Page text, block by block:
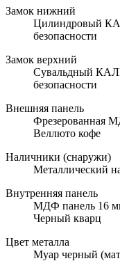
Замок нижний
Цилиндровый
безопасности
Замок верхний
Сувальдный
безопасности
Внешняя панель
Фрезерованная
Веллюто кофе
Наличники (снаружи)
Металлический
Внутренняя панель
МДФ панель 16
Черный кварц
Цвет металла
Муар черный